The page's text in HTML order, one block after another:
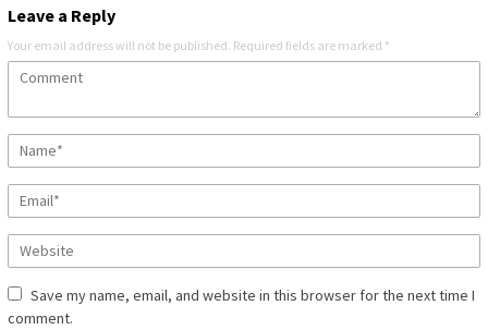
Leave a Reply
Your email address will not be published. Required fields are marked *
Save my name, email, and website in this browser for the next time I
comment.